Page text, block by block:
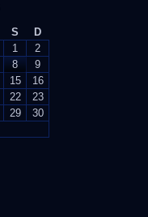
S
D
1
2
8
9
15
16
22
23
29
30